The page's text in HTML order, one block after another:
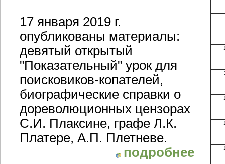
17 января 2019 г.
опубликованы материалы:
девятый открытый
"Показательный" урок для
поисковиков-копателей,
биографические справки о
дореволюционных цензорах
С.И. Плаксине, графе Л.К.
Платере, А.П. Плетневе.
подробнее